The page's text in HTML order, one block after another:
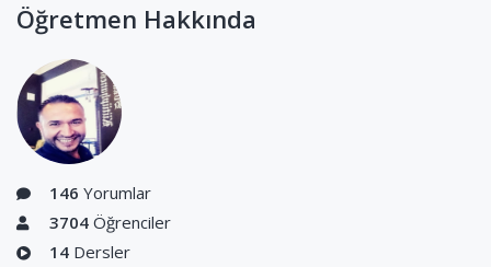
Öğretmen Hakkında
146 Yorumlar
3704 Öğrenciler
14 Dersler